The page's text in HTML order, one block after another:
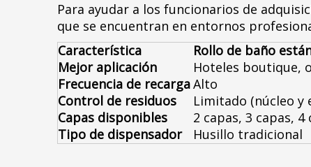
Para ayudar a los funcionarios de
que se encuentran en entornos
Característica
Rollo de baño
Mejor aplicación
Hoteles boutique,
Frecuencia de recargaAlto
Control de residuos
Limitado (núcleo y
Capas disponibles
2 capas, 3 capas, 4
Tipo de dispensador
Husillo tradicional